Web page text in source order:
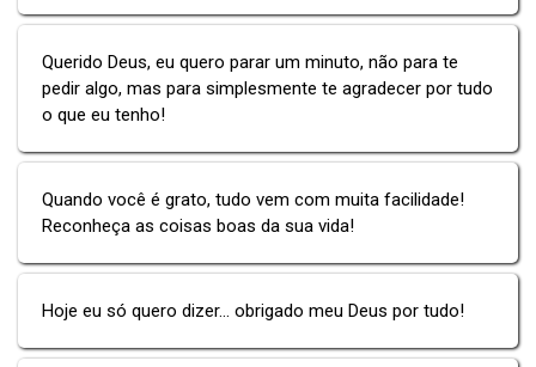
Querido Deus, eu quero parar um minuto, não para te
pedir algo, mas para simplesmente te agradecer por tudo
o que eu tenho!
Quando você é grato, tudo vem com muita facilidade!
Reconheça as coisas boas da sua vida!
Hoje eu só quero dizer... obrigado meu Deus por tudo!